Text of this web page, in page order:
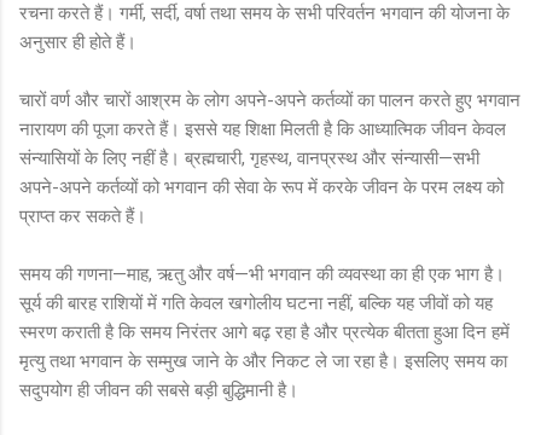
रचना करते हैं। गर्मी, सर्दी, वर्षा तथा समय के सभी परिवर्तन भगवान की योजना के
अनुसार ही होते हैं।
चारों वर्ण और चारों आश्रम के लोग अपने-अपने कर्तव्यों का पालन करते हुए भगवान
नारायण की पूजा करते हैं। इससे यह शिक्षा मिलती है कि आध्यात्मिक जीवन केवल
संन्यासियों के लिए नहीं है। ब्रह्मचारी, गृहस्थ, वानप्रस्थ और संन्यासी—सभी
अपने-अपने कर्तव्यों को भगवान की सेवा के रूप में करके जीवन के परम लक्ष्य को
प्राप्त कर सकते हैं।
समय की गणना—माह, ऋतु और वर्ष—भी भगवान की व्यवस्था का ही एक भाग है।
सूर्य की बारह राशियों में गति केवल खगोलीय घटना नहीं, बल्कि यह जीवों को यह
स्मरण कराती है कि समय निरंतर आगे बढ़ रहा है और प्रत्येक बीतता हुआ दिन हमें
मृत्यु तथा भगवान के सम्मुख जाने के और निकट ले जा रहा है। इसलिए समय का
सदुपयोग ही जीवन की सबसे बड़ी बुद्धिमानी है।